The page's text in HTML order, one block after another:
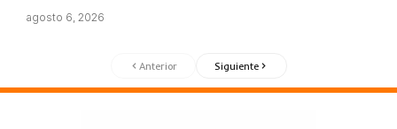
agosto 6, 2026
Anterior Siguiente